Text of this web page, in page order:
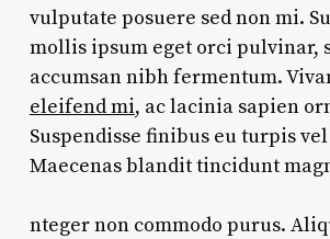
vulputate posuere sed non mi.
mollis ipsum eget orci pulvinar,
accumsan nibh fermentum.
eleifend mi, ac lacinia sapien
Suspendisse finibus eu turpis
Maecenas blandit tincidunt
nteger non commodo purus.